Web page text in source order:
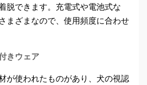
脱できます。充電式や電池式な
まざまなので、使用頻度に合わせ
きウェア
が使われたものがあり、犬の視認